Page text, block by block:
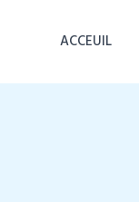
ACCEUIL